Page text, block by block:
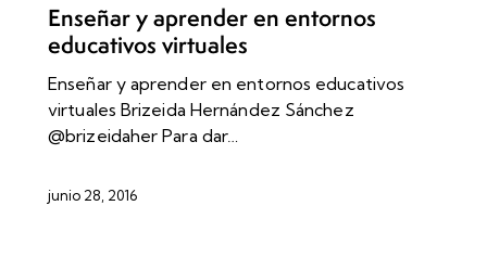
Enseñar y aprender en entornos
educativos virtuales
Enseñar y aprender en entornos educativos
virtuales Brizeida Hernández Sánchez
@brizeidaher Para dar…
junio 28, 2016